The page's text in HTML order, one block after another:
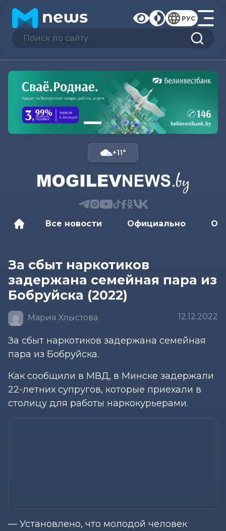
РУС
+11°
Все новости Официально
За сбыт наркотиков
задержана семейная пара из
Бобруйска (2022)
Мария Хлыстова 12.12.2022
За сбыт наркотиков задержана семейная
пара из Бобруйска.
Как сообщили в МВД, в Минске задержали
22-летних супругов, которые приехали в
столицу для работы наркокурьерами.
— Установлено, что молодой человек